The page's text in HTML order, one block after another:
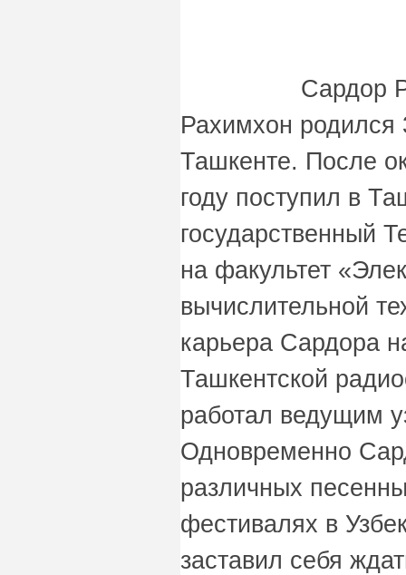
Сардор
Рахимхон родился
Ташкенте. После
году поступил в
государственный
на факультет
вычислительной
карьера Сардора
Ташкентской
работал ведущим
Одновременно
различных
фестивалях в
заставил себя